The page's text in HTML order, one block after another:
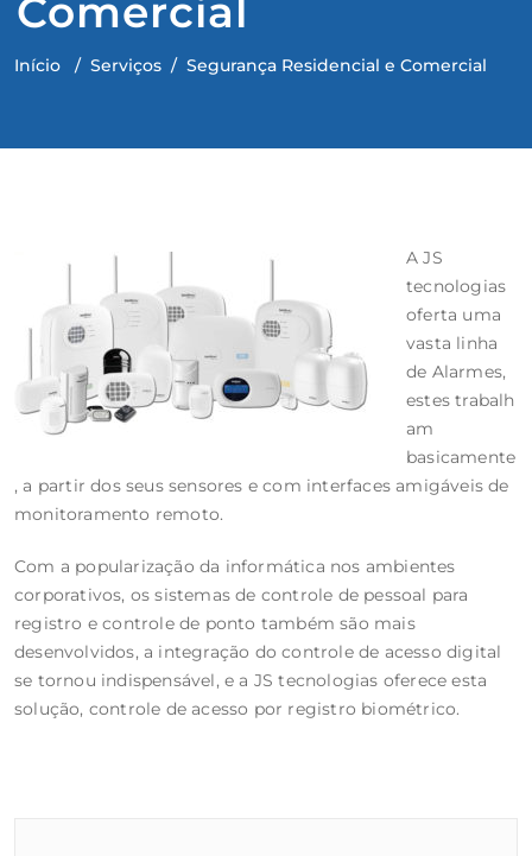
Comercial
Início / Serviços / Segurança Residencial e Comercial
A JS
tecnologias
oferta uma
vasta linha
de Alarmes,
estes trabalh
am
basicamente
, a partir dos seus sensores e com interfaces amigáveis de
monitoramento remoto.
Com a popularização da informática nos ambientes
corporativos, os sistemas de controle de pessoal para
registro e controle de ponto também são mais
desenvolvidos, a integração do controle de acesso digital
se tornou indispensável, e a JS tecnologias oferece esta
solução, controle de acesso por registro biométrico.